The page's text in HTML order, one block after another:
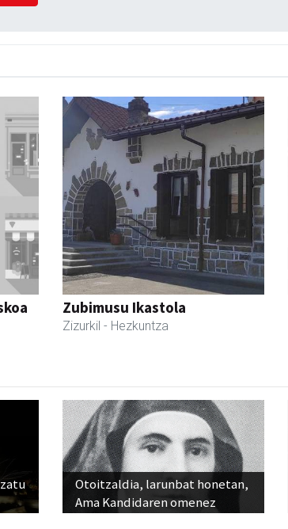
Zubimusu Ikastola
Zizurkil - Hezkuntza
Otoitzaldia, larunbat honetan,
Ama Kandidaren omenez